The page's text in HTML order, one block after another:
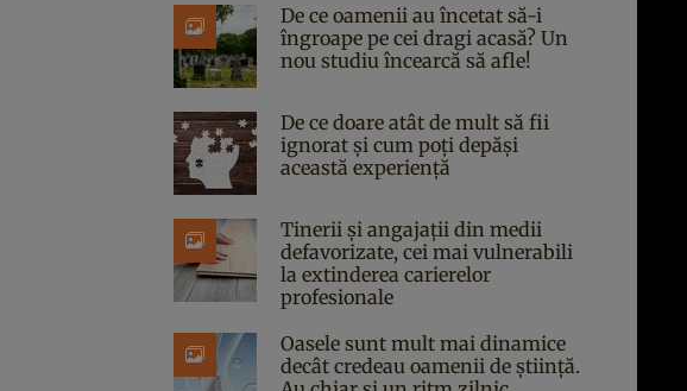
De ce oamenii au încetat să-i
îngroape pe cei dragi acasă? Un
nou studiu încearcă să afle!
De ce doare atât de mult să fii
ignorat și cum poți depăși
această experiență
Tinerii și angajații din medii
defavorizate, cei mai vulnerabili
la extinderea carierelor
profesionale
Oasele sunt mult mai dinamice
decât credeau oamenii de știință.